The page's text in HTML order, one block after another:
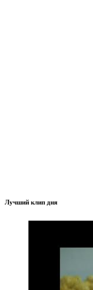
Лучший клип дня